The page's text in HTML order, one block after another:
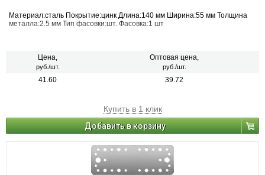
Материал:сталь Покрытие:цинк Длина:140 мм Ширина:55 мм Толщина
металла:2.5 мм Тип фасовки:шт. Фасовка:1 шт
Цена,
руб./шт.
Оптовая цена,
руб./шт.
41.60 39.72
Купить в 1 клик
Добавить в корзину